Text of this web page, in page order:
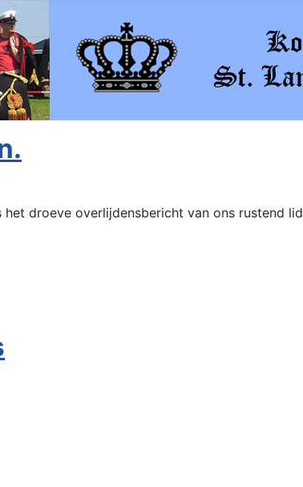
droeve overlijdensbericht van ons rustend lid